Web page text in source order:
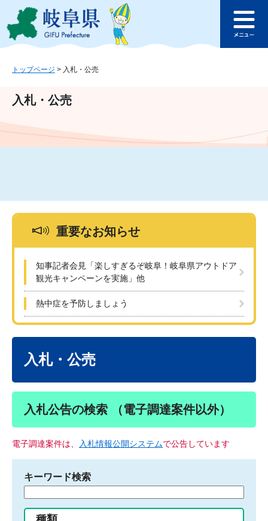
ジ
ュ
文
このページの本文へ
ュ
トップページ > 入札・公売
入札・公売
重要なお知らせ
知事記者会見「楽しすぎるぞ岐阜！岐阜県アウトドア
観光キャンペーンを実施」他
熱中症を予防しましょう
入札・公売
入札公告の検索 （電子調達案件以外）
電子調達案件は、 入札情報公開システムで公告しています
キーワード検索